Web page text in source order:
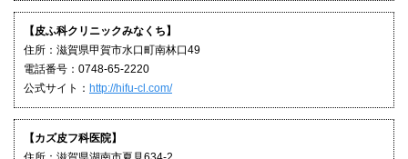
【皮ふ科クリニックみなくち】
住所：滋賀県甲賀市水口町南林口49
電話番号：0748-65-2220
公式サイト： http://hifu-cl.com/
【カズ皮フ科医院】